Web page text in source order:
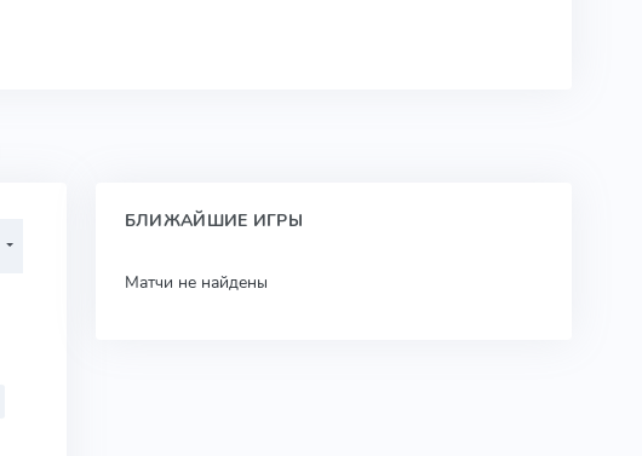
БЛИЖАЙШИЕ ИГРЫ
Матчи не найдены